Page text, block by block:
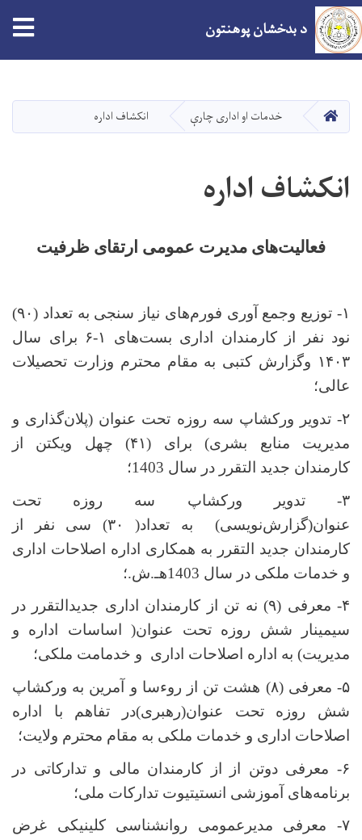
دانګل
د بدخشان پوهنتون
کور خدمات او اداری چارې انکشاف اداره
انکشاف اداره
فعالیتهای مدیرت عمومی ارتقای ظرفیت
۱- توزیع وجمع آوری فورم‌های نیاز سنجی به تعداد (۹۰)
نود نفر از کارمندان اداری بست
های ۱-۶ برای سال
۱۴۰۳ وگزارش کتبی به مقام محترم وزارت تحصیلات
عالی؛
۲- تدویر ورکشاپ سه روزه تحت عنوان (پلان
گذاری و
مدیریت منابع بشری)
برای (۴۱) چهل ویکتن از
کارمندان جدید التقرر در سال 1403؛
۳- تدویر ورکشاپ سه روزه تحت
عنوان(گزارش
نویسی) به تعداد( ۳۰) سی نفر از
کارمندان جدید التقرر به همکاری اداره اصلاحات اداری
و خدمات ملکی در سال 1403هـ.ش.؛
۴- معرفی (۹) نه تن از کارمندان اداری جدیدالتقرر در
سیمینار شش روزه تحت عنوان( اساسات اداره و
مدیریت) به اداره اصلاحات اداری و خدمامت ملکی؛
۵- معرفی (۸) هشت تن از روءسا و آمرین به ورکشاپ
شش روزه تحت عنوان(رهبری)در تفاهم با اداره
اصلاحات اداری و خدمات ملکی به مقام محترم ولایت؛
۶- معرفی دوتن از از کارمندان مالی و تدارکاتی در
برنامههای آموزشی انستیتیوت تدارکات ملی؛
۷- معرفی مدیرعمومی روانشناسی کلینیکی غرض